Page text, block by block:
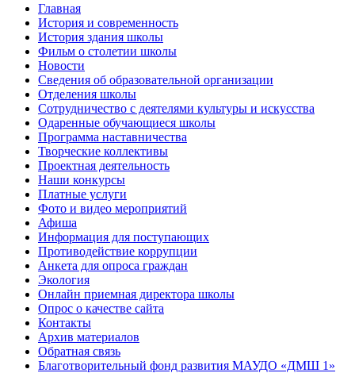
Главная
История и современность
История здания школы
Фильм о столетии школы
Новости
Сведения об образовательной организации
Отделения школы
Сотрудничество с деятелями культуры и искусства
Одаренные обучающиеся школы
Программа наставничества
Творческие коллективы
Проектная деятельность
Наши конкурсы
Платные услуги
Фото и видео мероприятий
Афиша
Информация для поступающих
Противодействие коррупции
Анкета для опроса граждан
Экология
Онлайн приемная директора школы
Опрос о качестве сайта
Контакты
Архив материалов
Обратная связь
Благотворительный фонд развития МАУДО «ДМШ 1»